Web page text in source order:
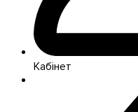
Кабінет